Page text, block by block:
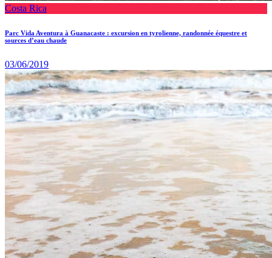
Costa Rica
Parc Vida Aventura à Guanacaste : excursion en tyrolienne, randonnée équestre et
sources d’eau chaude
03/06/2019